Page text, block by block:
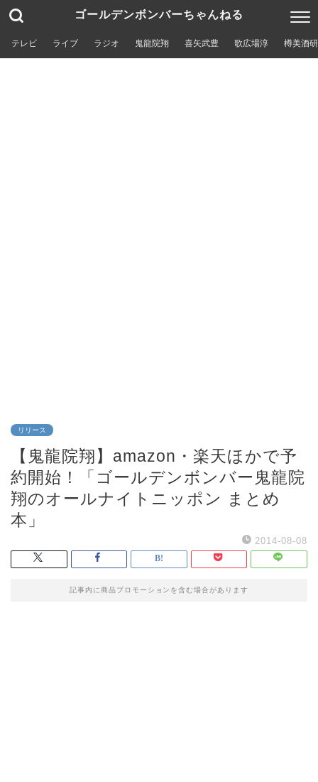
ゴールデンボンバーちゃんねる
テレビ ライブ ラジオ 鬼龍院翔 喜矢武豊 歌広場淳 樽美酒
リリース
【鬼龍院翔】amazon・楽天ほかで予
約開始！「ゴールデンボンバー鬼龍院
翔のオールナイトニッポン まとめ
本」
2014-08-08
記事内に商品プロモーションを含む場合があります